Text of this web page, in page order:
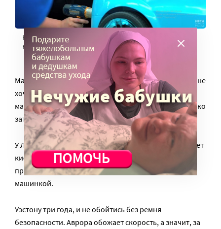
Родители активно включаются в работу. Скришот фильма «Go
Baby Go! — Mobility for kids with disabilities»/youtube
Маленькая Сара, к примеру, плохо держит голову. И не
хочет ее поднимать. Поэтому кнопку «поехали» в ее
машине расположили сзади, нажать получится только
затылком.
У Либби врожденный порок сердца, дышать помогает
кислородный баллон. Конструкторы придумали
прицеп, чтобы баллон можно было тащить вслед за
машинкой.
Уэстону три года, и не обойтись без ремня
безопасности. Аврора обожает скорость, а значит, за